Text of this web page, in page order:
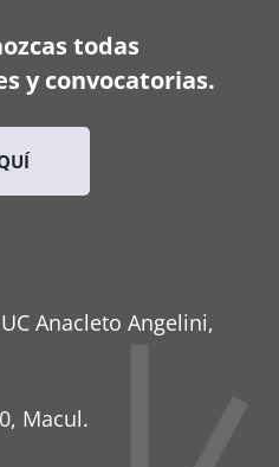
todas
y convocatorias.
Anacleto Angelini,
Macul.